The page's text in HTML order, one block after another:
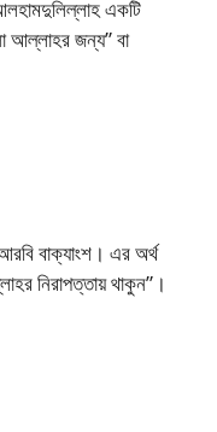
আল্লাহর জন্য” বা
নিরাপত্তায় থাকুন”।